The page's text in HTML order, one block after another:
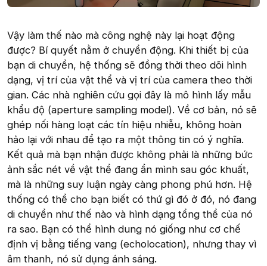
Vậy làm thế nào mà công nghệ này lại hoạt động
được? Bí quyết nằm ở chuyển động. Khi thiết bị của
bạn di chuyển, hệ thống sẽ đồng thời theo dõi hình
dạng, vị trí của vật thể và vị trí của camera theo thời
gian. Các nhà nghiên cứu gọi đây là mô hình lấy mẫu
khẩu độ (aperture sampling model). Về cơ bản, nó sẽ
ghép nối hàng loạt các tín hiệu nhiễu, không hoàn
hảo lại với nhau để tạo ra một thông tin có ý nghĩa.
Kết quả mà bạn nhận được không phải là những bức
ảnh sắc nét về vật thể đang ẩn mình sau góc khuất,
mà là những suy luận ngày càng phong phú hơn. Hệ
thống có thể cho bạn biết có thứ gì đó ở đó, nó đang
di chuyển như thế nào và hình dạng tổng thể của nó
ra sao. Bạn có thể hình dung nó giống như cơ chế
định vị bằng tiếng vang (echolocation), nhưng thay vì
âm thanh, nó sử dụng ánh sáng.